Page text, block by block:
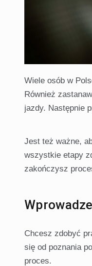
Wiele osób w
Również
jazdy. Następnie
Jest też ważne,
wszystkie etapy
zakończysz
Chcesz zdobyć
się od poznania
proces.